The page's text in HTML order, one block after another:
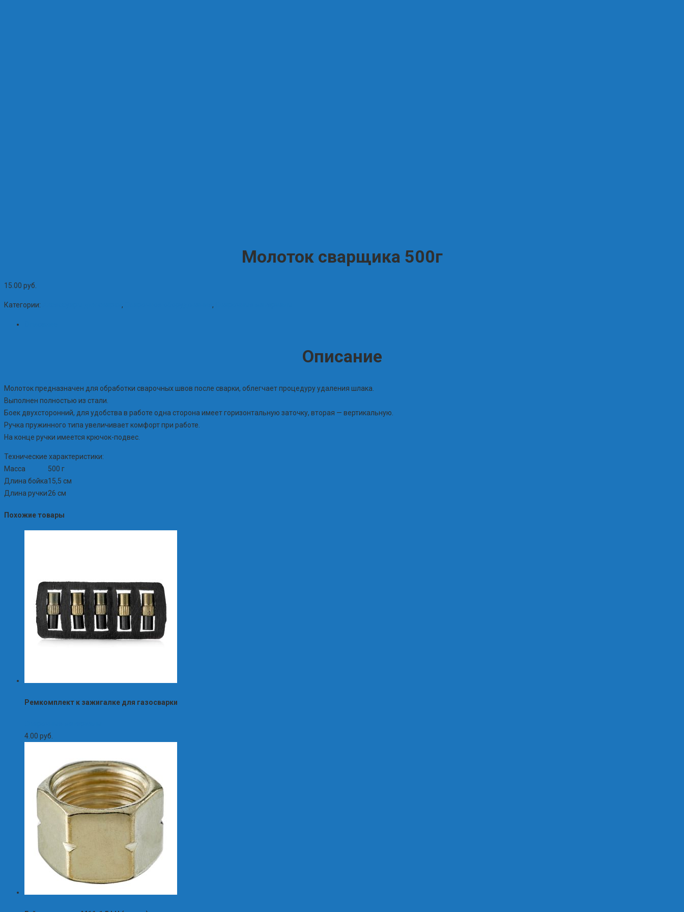
Молоток сварщика 500г
15.00 руб.
Категории: , ,
Описание
Молоток предназначен для обработки сварочных швов после сварки, облегчает процедуру удаления шлака.
Выполнен полностью из стали.
Боек двухсторонний, для удобства в работе одна сторона имеет горизонтальную заточку, вторая — вертикальную.
Ручка пружинного типа увеличивает комфорт при работе.
На конце ручки имеется крючок-подвес.
Технические характеристики:
Масса
500 г
Длина бойка15,5 см
Длина ручки26 см
Похожие товары
Ремкомплект к зажигалке для газосварки
4.00 руб.